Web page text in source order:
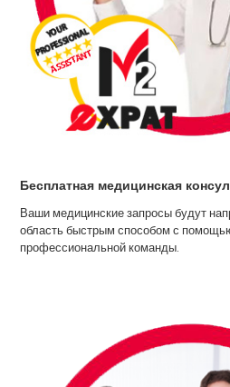
Бесплатная медицинская
Ваши медицинские запросы будут
область быстрым способом с
профессиональной команды.